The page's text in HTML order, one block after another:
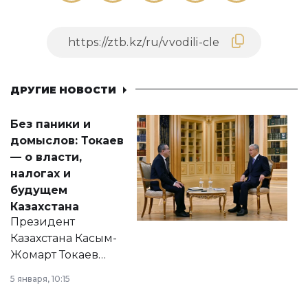
ДРУГИЕ НОВОСТИ
Без паники и
домыслов: Токаев
— о власти,
налогах и
будущем
Казахстана
Президент
Казахстана Касым-
Жомарт Токаев
сразу несколько
5 января, 10:15